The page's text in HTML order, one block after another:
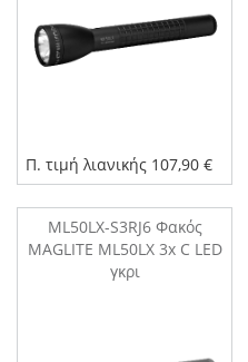
Π. τιμή λιανικής 107,90 €
ML50LX-S3RJ6 Φακός
MAGLITE ML50LX 3x C LED
γκρι